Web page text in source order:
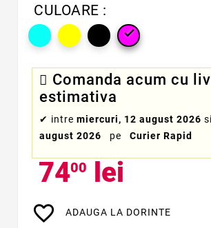
CULOARE :

Comanda acum cu
estimativa
✔ intre miercuri, 12 august 2026 si
august 2026
pe Curier Rapid
7400 lei
favorite_border ADAUGA LA DORINTE